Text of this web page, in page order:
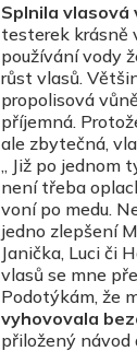
Splnila vlasová
testerek krásně
používání vody
růst vlasů.
propolisová
příjemná.
ale zbytečná,
„ Již po jednom
není třeba
voní po medu.
jedno zlepšení
Janička, Luci či
vlasů se mne
Podotýkám, že
vyhovovala
přiložený návod